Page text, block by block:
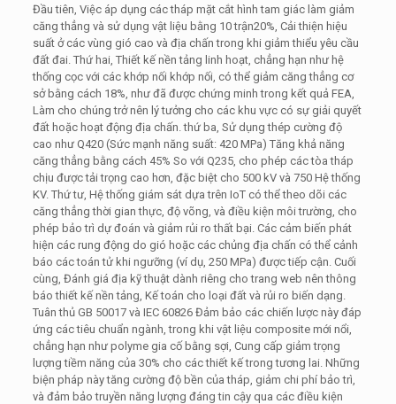
Đầu tiên, Việc áp dụng các tháp mặt cắt hình tam giác làm giảm
căng thẳng và sử dụng vật liệu bằng 10 trận20%, Cải thiện hiệu
suất ở các vùng gió cao và địa chấn trong khi giảm thiểu yêu cầu
đất đai. Thứ hai, Thiết kế nền tảng linh hoạt, chẳng hạn như hệ
thống cọc với các khớp nối khớp nối, có thể giảm căng thẳng cơ
sở bằng cách 18%, như đã được chứng minh trong kết quả FEA,
Làm cho chúng trở nên lý tưởng cho các khu vực có sự giải quyết
đất hoặc hoạt động địa chấn. thứ ba, Sử dụng thép cường độ
cao như Q420 (Sức mạnh năng suất: 420 MPa) Tăng khả năng
căng thẳng bằng cách 45% So với Q235, cho phép các tòa tháp
chịu được tải trọng cao hơn, đặc biệt cho 500 kV và 750 Hệ thống
KV. Thứ tư, Hệ thống giám sát dựa trên IoT có thể theo dõi các
căng thẳng thời gian thực, độ võng, và điều kiện môi trường, cho
phép bảo trì dự đoán và giảm rủi ro thất bại. Các cảm biến phát
hiện các rung động do gió hoặc các chủng địa chấn có thể cảnh
báo các toán tử khi ngưỡng (ví dụ, 250 MPa) được tiếp cận. Cuối
cùng, Đánh giá địa kỹ thuật dành riêng cho trang web nên thông
báo thiết kế nền tảng, Kế toán cho loại đất và rủi ro biến dạng.
Tuân thủ GB 50017 và IEC 60826 Đảm bảo các chiến lược này đáp
ứng các tiêu chuẩn ngành, trong khi vật liệu composite mới nổi,
chẳng hạn như polyme gia cố bằng sợi, Cung cấp giảm trọng
lượng tiềm năng của 30% cho các thiết kế trong tương lai. Những
biện pháp này tăng cường độ bền của tháp, giảm chi phí bảo trì,
và đảm bảo truyền năng lượng đáng tin cậy qua các điều kiện